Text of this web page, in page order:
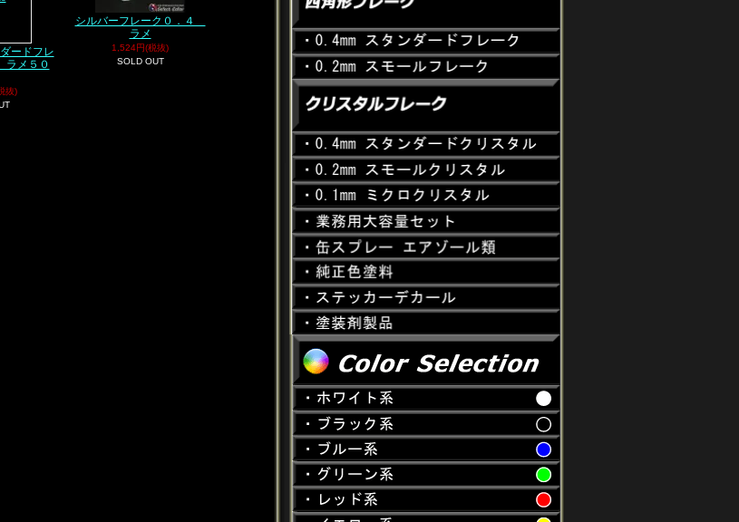
ードフレ
メ５０
抜)
シルバーフレーク０．４
ラメ
1,524円(税抜)
SOLD OUT